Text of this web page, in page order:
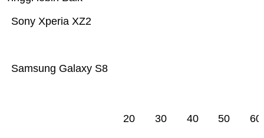
Samsung Galaxy S8
Sony Xperia XZ2
20 30 40 50 60